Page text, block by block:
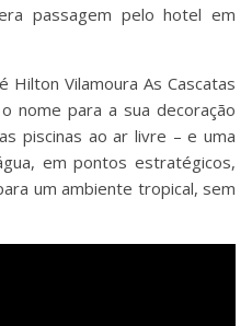
passagem pelo hotel em
Vilamoura As Cascatas
nome para a sua decoração
piscinas ao ar livre – e uma
em pontos estratégicos,
um ambiente tropical, sem